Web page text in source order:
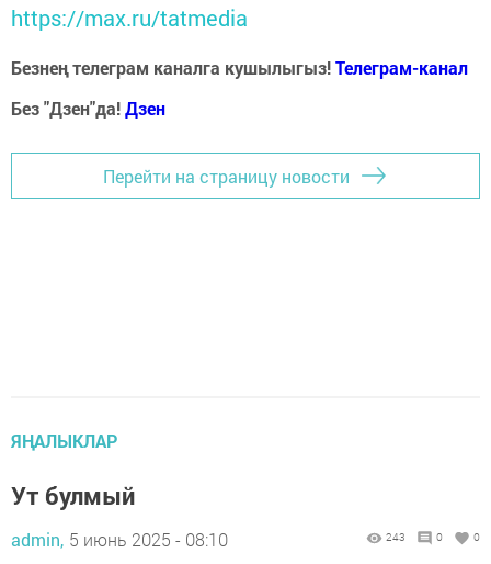
https://max.ru/tatmedia
Безнең телеграм каналга кушылыгыз!Телеграм-канал
Без "Дзен"да!Дзен
Перейти на страницу новости
ЯҢАЛЫКЛАР
Ут булмый
admin, 5 июнь 2025 - 08:10 243 0 0